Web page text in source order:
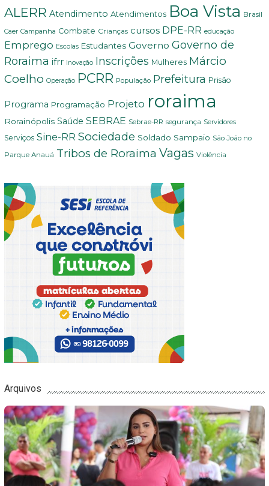
ALERR Atendimento Atendimentos Boa Vista Brasil
Caer Campanha Combate Crianças cursos DPE-RR educação
Emprego Escolas Estudantes Governo Governo de
Roraima ifrr Inovação Inscrições Mulheres Márcio
Coelho Operação PCRR População Prefeitura Prisão
Programa Programação Projeto roraima
Rorainópolis Saúde SEBRAE Sebrae-RR segurança Servidores
Serviços Sine-RR Sociedade Soldado Sampaio São João no
Parque Anauá Tribos de Roraima Vagas Violência
Arquivos